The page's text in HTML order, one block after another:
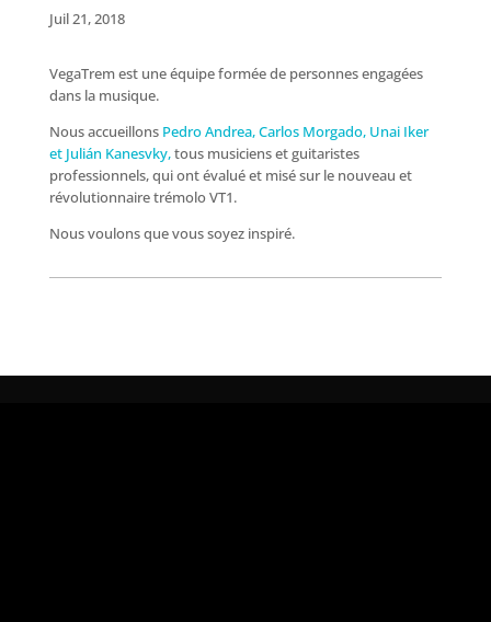
Juil 21, 2018
VegaTrem est une équipe formée de personnes engagées
dans la musique.
Nous accueillons Pedro Andrea, Carlos Morgado, Unai Iker
et Julián Kanesvky,tous musiciens et guitaristes
professionnels, qui ont évalué et misé sur le nouveau et
révolutionnaire trémolo VT1.
Nous voulons que vous soyez inspiré.